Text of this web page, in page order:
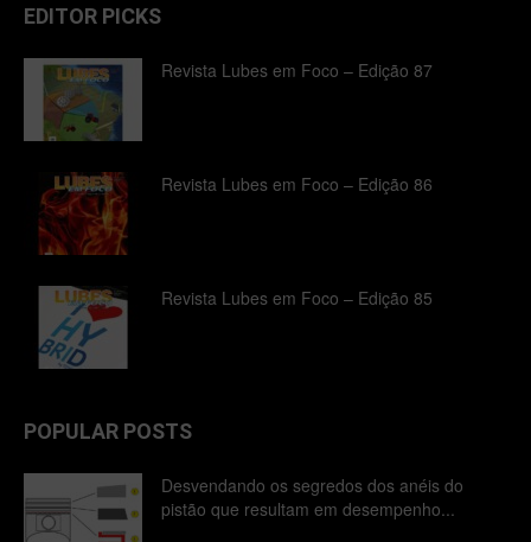
EDITOR PICKS
Revista Lubes em Foco – Edição 87
Revista Lubes em Foco – Edição 86
Revista Lubes em Foco – Edição 85
POPULAR POSTS
Desvendando os segredos dos anéis do
pistão que resultam em desempenho...